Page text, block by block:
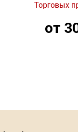
Торговых
от